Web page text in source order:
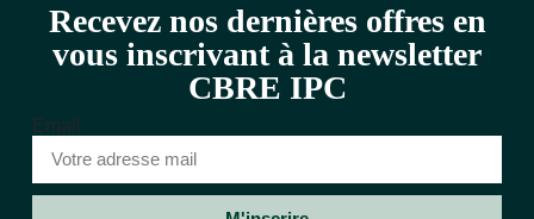
Recevez nos dernières offres en
vous inscrivant à la newsletter
CBRE IPC
Email